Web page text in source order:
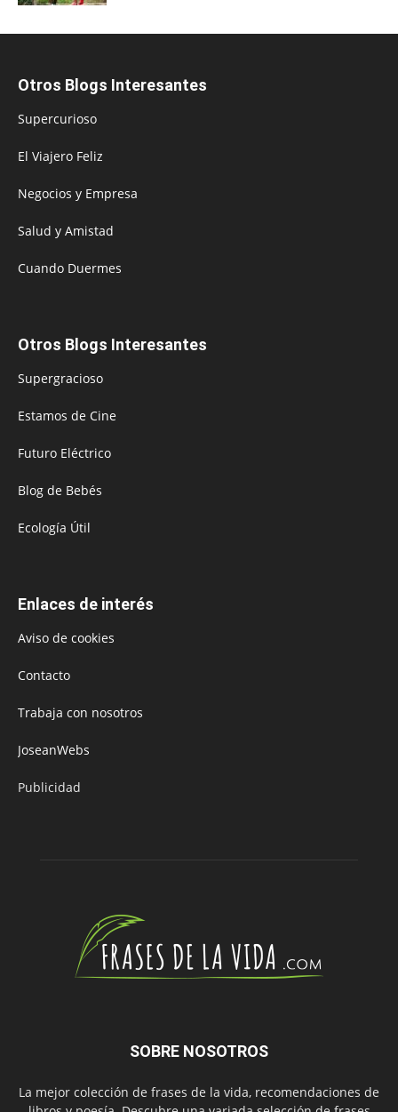
Otros Blogs Interesantes
Supercurioso
El Viajero Feliz
Negocios y Empresa
Salud y Amistad
Cuando Duermes
Otros Blogs Interesantes
Supergracioso
Estamos de Cine
Futuro Eléctrico
Blog de Bebés
Ecología Útil
Enlaces de interés
Aviso de cookies
Contacto
Trabaja con nosotros
JoseanWebs
Publicidad
SOBRE NOSOTROS
La mejor colección de frases de la vida, recomendaciones de